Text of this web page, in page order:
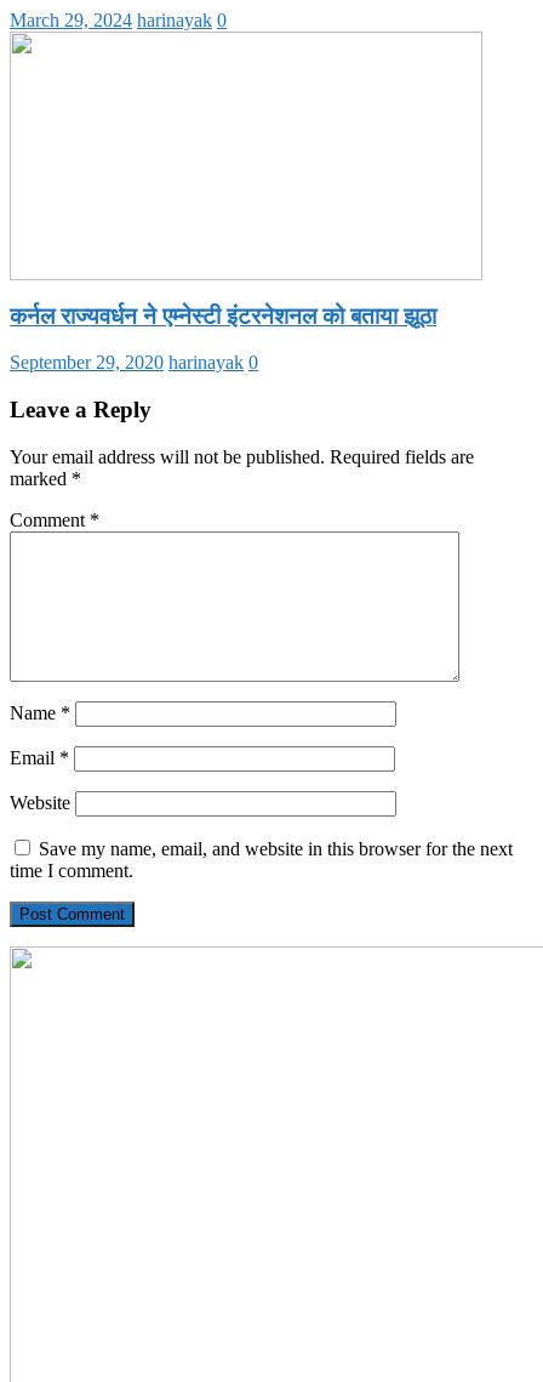
March 29, 2024 harinayak 0
कर्नल राज्यवर्धन ने एम्नेस्टी इंटरनेशनल को बताया झूठा
September 29, 2020 harinayak 0
Leave a Reply
Your email address will not be published. Required fields are
marked *
Comment *
Name *
Email *
Website
Save my name, email, and website in this browser for the next
time I comment.